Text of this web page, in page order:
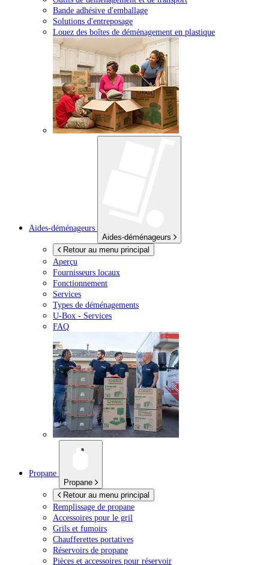
Bande adhésive d'emballage
Solutions d'entreposage
Louez des boîtes de déménagement en plastique
Aides-déménageurs
Aides-déménageurs
Retour au menu principal
Aperçu
Fournisseurs locaux
Fonctionnement
Services
Types de déménagements
U-Box - Services
FAQ
Propane
Propane
Retour au menu principal
Remplissage de propane
Accessoires pour le gril
Grils et fumoirs
Chaufferettes portatives
Réservoirs de propane
Pièces et accessoires pour réservoir